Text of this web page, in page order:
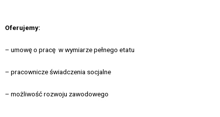
Oferujemy:
– umowę o pracę w wymiarze pełnego etatu
– pracownicze świadczenia socjalne
– możliwość rozwoju zawodowego